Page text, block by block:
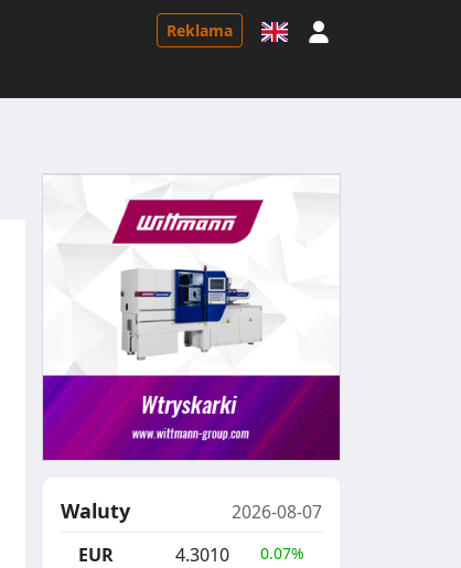
Reklama
Waluty
2026-08-07
EUR
4.3010 0.07%